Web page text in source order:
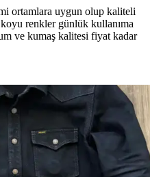
ortamlara uygun olup kaliteli
renkler günlük kullanıma
ve kumaş kalitesi fiyat kadar